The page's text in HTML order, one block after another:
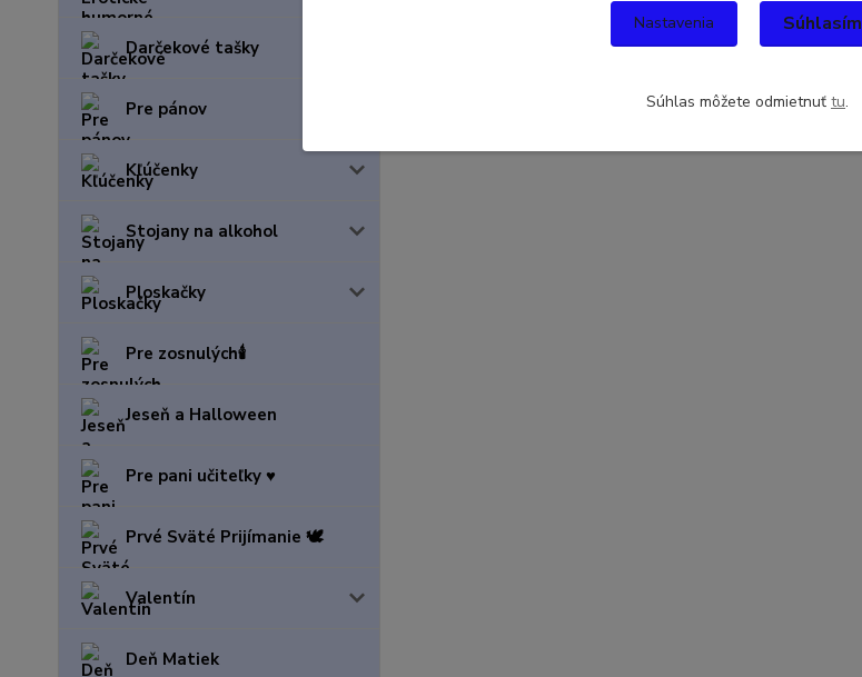
Darčekové tašky
Pre pánov
Kľúčenky
Stojany na alkohol
Ploskačky
Pre zosnulých🕯️
Jeseň a Halloween
Pre pani učiteľky ♥️
Prvé Sväté Prijímanie 🕊️
Valentín
Deň Matiek
Nastavenia Súhlasím
Súhlas môžete odmietnuť tu.